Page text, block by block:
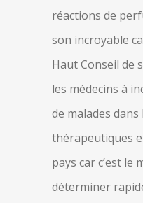
réactions de
son incroyable
Haut Conseil de
les médecins à
de malades
thérapeutiques
pays car c’est le
déterminer